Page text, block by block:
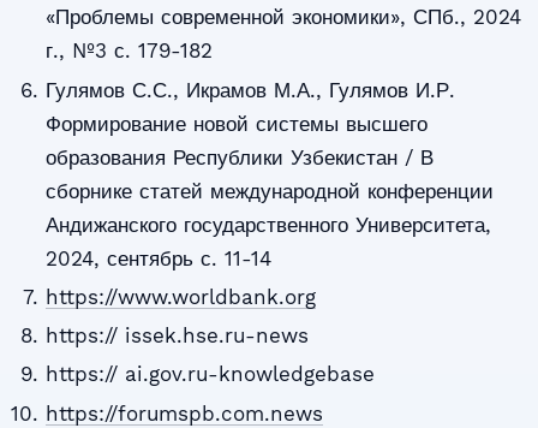
«Проблемы современной экономики», СПб., 2024
г., №3 с. 179-182
Гулямов С.С., Икрамов М.А., Гулямов И.Р.
Формирование новой системы высшего
образования Республики Узбекистан / В
сборнике статей международной конференции
Андижанского государственного Университета,
2024, сентябрь с. 11-14
https://www.worldbank.org
https:// issek.hse.ru-news
https:// ai.gov.ru-knowledgebase
https://forumspb.com.news